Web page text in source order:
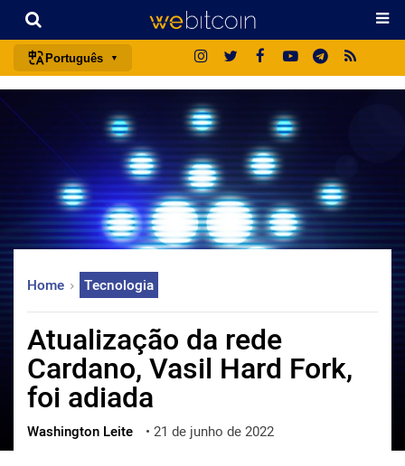
Português
français
italiano
deutsch
中文
한국어
العربية
ไทย
ქართული
Home Tecnologia
Atualização da rede
Cardano, Vasil Hard Fork,
foi adiada
Washington Leite • 21 de junho de 2022